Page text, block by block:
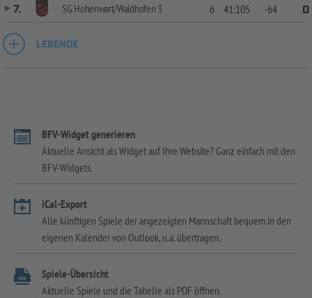
7.
SG Hohenwart/Waidhofen 3 6 41:105 -64 0
LEGENDE
BFV-Widget generieren
Aktuelle Ansicht als Widget auf Ihre Website? Ganz einfach mit den
BFV-Widgets.
iCal-Export
Alle künftigen Spiele der angezeigten Mannschaft bequem in den
eigenen Kalender von Outlook, u.a. übertragen.
Spiele-Übersicht
Aktuelle Spiele und die Tabelle als PDF öffnen.